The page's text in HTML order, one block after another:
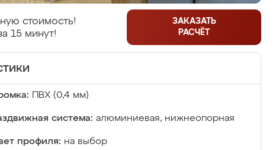
стоимость!
15 минут!
ЗАКАЗАТЬ
РАСЧЁТ
ПВХ (0,4 мм)
система: алюминиевая, нижнеопорная
профиля: на выбор